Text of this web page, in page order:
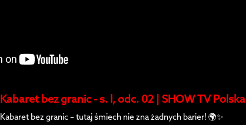
Kabaret bez granic - s. l, odc. 02 | SHOW TV Polska
Kabaret bez granic – tutaj śmiech nie zna żadnych barier! 🌍✨